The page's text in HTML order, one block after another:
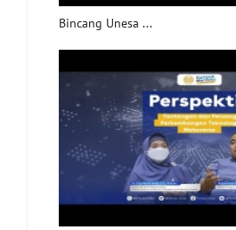
Bincang Unesa ...